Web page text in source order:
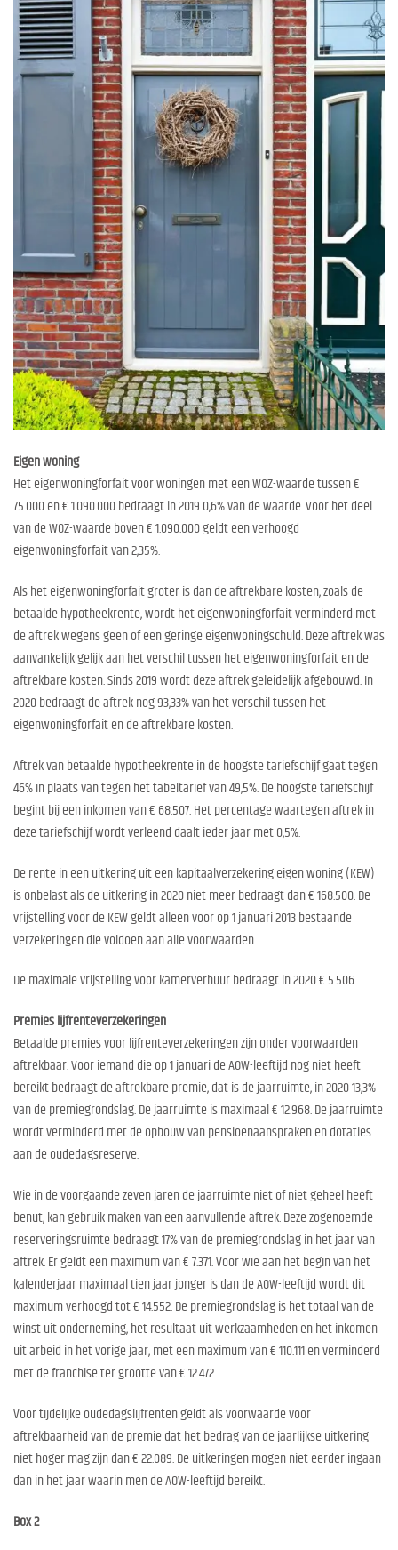
Eigen woning
Het eigenwoningforfait voor woningen met een WOZ-waarde tussen €
75.000 en € 1.090.000 bedraagt in 2019 0,6% van de waarde. Voor het deel
van de WOZ-waarde boven € 1.090.000 geldt een verhoogd
eigenwoningforfait van 2,35%.
Als het eigenwoningforfait groter is dan de aftrekbare kosten, zoals de
betaalde hypotheekrente, wordt het eigenwoningforfait verminderd met
de aftrek wegens geen of een geringe eigenwoningschuld. Deze aftrek was
aanvankelijk gelijk aan het verschil tussen het eigenwoningforfait en de
aftrekbare kosten. Sinds 2019 wordt deze aftrek geleidelijk afgebouwd. In
2020 bedraagt de aftrek nog 93,33% van het verschil tussen het
eigenwoningforfait en de aftrekbare kosten.
Aftrek van betaalde hypotheekrente in de hoogste tariefschijf gaat tegen
46% in plaats van tegen het tabeltarief van 49,5%. De hoogste tariefschijf
begint bij een inkomen van € 68.507. Het percentage waartegen aftrek in
deze tariefschijf wordt verleend daalt ieder jaar met 0,5%.
De rente in een uitkering uit een kapitaalverzekering eigen woning (KEW)
is onbelast als de uitkering in 2020 niet meer bedraagt dan € 168.500. De
vrijstelling voor de KEW geldt alleen voor op 1 januari 2013 bestaande
verzekeringen die voldoen aan alle voorwaarden.
De maximale vrijstelling voor kamerverhuur bedraagt in 2020 € 5.506.
Premies lijfrenteverzekeringen
Betaalde premies voor lijfrenteverzekeringen zijn onder voorwaarden
aftrekbaar. Voor iemand die op 1 januari de AOW-leeftijd nog niet heeft
bereikt bedraagt de aftrekbare premie, dat is de jaarruimte, in 2020 13,3%
van de premiegrondslag. De jaarruimte is maximaal € 12.968. De jaarruimte
wordt verminderd met de opbouw van pensioenaanspraken en dotaties
aan de oudedagsreserve.
Wie in de voorgaande zeven jaren de jaarruimte niet of niet geheel heeft
benut, kan gebruik maken van een aanvullende aftrek. Deze zogenoemde
reserveringsruimte bedraagt 17% van de premiegrondslag in het jaar van
aftrek. Er geldt een maximum van € 7.371. Voor wie aan het begin van het
kalenderjaar maximaal tien jaar jonger is dan de AOW-leeftijd wordt dit
maximum verhoogd tot € 14.552. De premiegrondslag is het totaal van de
winst uit onderneming, het resultaat uit werkzaamheden en het inkomen
uit arbeid in het vorige jaar, met een maximum van € 110.111 en verminderd
met de franchise ter grootte van € 12.472.
Voor tijdelijke oudedagslijfrenten geldt als voorwaarde voor
aftrekbaarheid van de premie dat het bedrag van de jaarlijkse uitkering
niet hoger mag zijn dan € 22.089. De uitkeringen mogen niet eerder ingaan
dan in het jaar waarin men de AOW-leeftijd bereikt.
Box 2